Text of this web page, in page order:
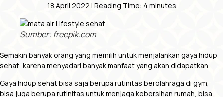
18 April 2022 | Reading Time: 4 minutes
Sumber: freepik.com
Semakin banyak orang yang memilih untuk menjalankan gaya hidup
sehat, karena menyadari banyak manfaat yang akan didapatkan.
Gaya hidup sehat bisa saja berupa rutinitas berolahraga di gym,
bisa juga berupa rutinitas untuk menjaga kebersihan rumah, bisa